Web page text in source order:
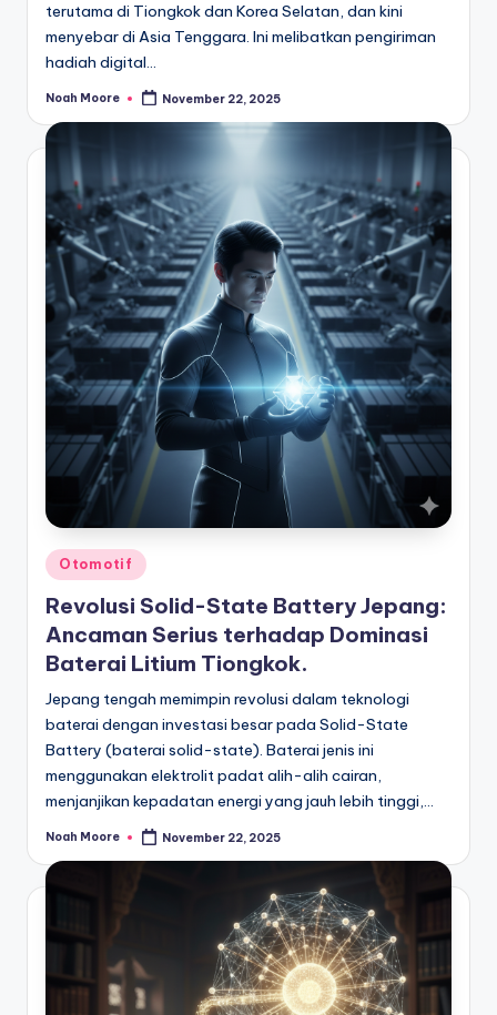
terutama di Tiongkok dan Korea Selatan, dan kini
menyebar di Asia Tenggara. Ini melibatkan pengiriman
hadiah digital…
Posted
Noah Moore November 22, 2025
Posted
in
Otomotif
Revolusi Solid-State Battery Jepang:
Ancaman Serius terhadap Dominasi
Baterai Litium Tiongkok.
Jepang tengah memimpin revolusi dalam teknologi
baterai dengan investasi besar pada Solid-State
Battery (baterai solid-state). Baterai jenis ini
menggunakan elektrolit padat alih-alih cairan,
menjanjikan kepadatan energi yang jauh lebih tinggi,…
Posted
Noah Moore November 22, 2025